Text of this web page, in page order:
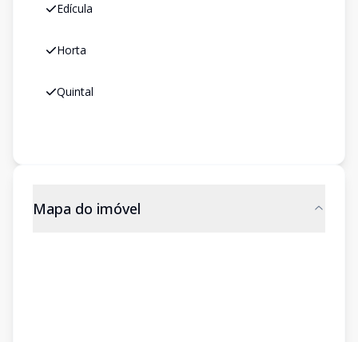
Edícula
Horta
Quintal
Mapa do imóvel